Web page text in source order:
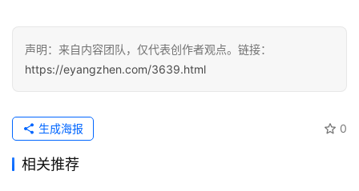
录
经
验
程
软
声明：来自内容团队，仅代表创作者观点。链接：
https://eyangzhen.com/3639.html
0
生成海报
相关推荐